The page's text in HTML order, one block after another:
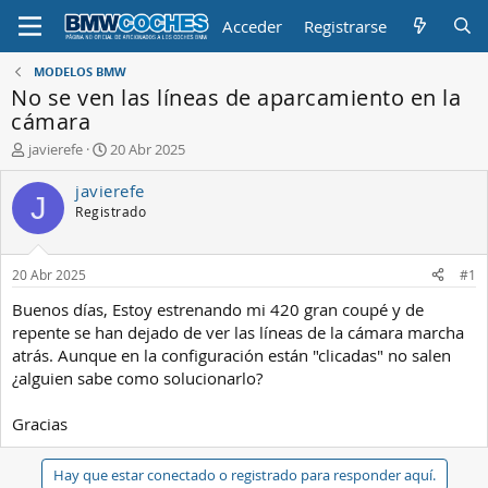
Acceder Registrarse
MODELOS BMW
No se ven las líneas de aparcamiento en la
cámara
A
u
t
javierefe
F
e
c
h
i
n
c
i
o
20 Abr 2025
J javierefe
Registrado
20 Abr 2025 #1
Buenos días, Estoy estrenando mi 420 gran coupé y de
repente se han dejado de ver las líneas de la cámara marcha
atrás. Aunque en la configuración están "clicadas" no salen
¿alguien sabe como solucionarlo?
Gracias
Hay que estar conectado o registrado para responder aquí.